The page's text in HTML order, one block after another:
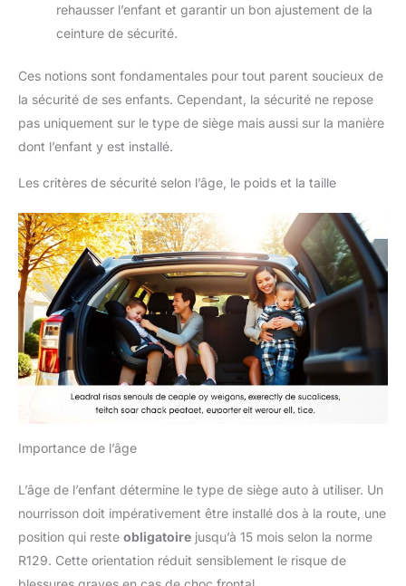
rehausser l’enfant et garantir un bon ajustement de la
ceinture de sécurité.
Ces notions sont fondamentales pour tout parent soucieux de
la sécurité de ses enfants. Cependant, la sécurité ne repose
pas uniquement sur le type de siège mais aussi sur la manière
dont l’enfant y est installé.
Les critères de sécurité selon l’âge, le poids et la taille
Importance de l’âge
L’âge de l’enfant détermine le type de siège auto à utiliser. Un
nourrisson doit impérativement être installé dos à la route, une
position qui reste obligatoire jusqu’à 15 mois selon la norme
R129. Cette orientation réduit sensiblement le risque de